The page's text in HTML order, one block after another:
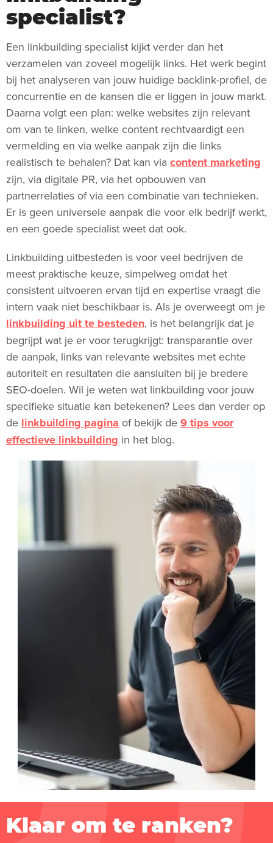
specialist?
Een linkbuilding specialist kijkt verder dan het
verzamelen van zoveel mogelijk links. Het werk begint
bij het analyseren van jouw huidige backlink-profiel, de
concurrentie en de kansen die er liggen in jouw markt.
Daarna volgt een plan: welke websites zijn relevant
om van te linken, welke content rechtvaardigt een
vermelding en via welke aanpak zijn die links
realistisch te behalen? Dat kan via content marketing
zijn, via digitale PR, via het opbouwen van
partnerrelaties of via een combinatie van technieken.
Er is geen universele aanpak die voor elk bedrijf werkt,
en een goede specialist weet dat ook.
Linkbuilding uitbesteden is voor veel bedrijven de
meest praktische keuze, simpelweg omdat het
consistent uitvoeren ervan tijd en expertise vraagt die
intern vaak niet beschikbaar is. Als je overweegt om je
linkbuilding uit te besteden, is het belangrijk dat je
begrijpt wat je er voor terugkrijgt: transparantie over
de aanpak, links van relevante websites met echte
autoriteit en resultaten die aansluiten bij je bredere
SEO-doelen. Wil je weten wat linkbuilding voor jouw
specifieke situatie kan betekenen? Lees dan verder op
de linkbuilding pagina of bekijk de 9 tips voor
effectieve linkbuilding in het blog.
Klaar om te ranken?